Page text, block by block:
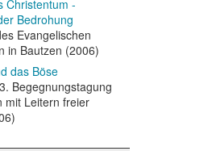
Christentum -
Bedrohung
Evangelischen
in Bautzen (2006)
das Böse
Begegnungstagung
mit Leitern freier